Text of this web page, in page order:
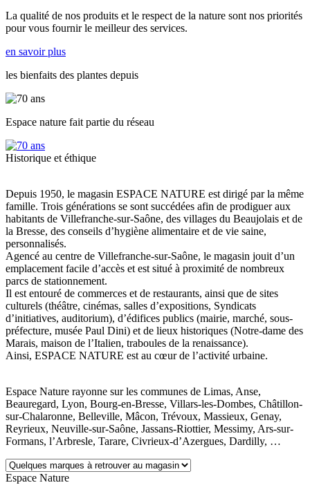
La qualité de nos produits et le respect de la nature sont nos priorités
pour vous fournir le meilleur des services.
en savoir plus
les bienfaits des plantes depuis
Espace nature fait partie du réseau
Historique et éthique
Depuis 1950, le magasin ESPACE NATURE est dirigé par la même
famille. Trois générations se sont succédées afin de prodiguer aux
habitants de Villefranche-sur-Saône, des villages du Beaujolais et de
la Bresse, des conseils d’hygiène alimentaire et de vie saine,
personnalisés.
Agencé au centre de Villefranche-sur-Saône, le magasin jouit d’un
emplacement facile d’accès et est situé à proximité de nombreux
parcs de stationnement.
Il est entouré de commerces et de restaurants, ainsi que de sites
culturels (théâtre, cinémas, salles d’expositions, Syndicats
d’initiatives, auditorium), d’édifices publics (mairie, marché, sous-
préfecture, musée Paul Dini) et de lieux historiques (Notre-dame des
Marais, maison de l’Italien, traboules de la renaissance).
Ainsi, ESPACE NATURE est au cœur de l’activité urbaine.
Espace Nature rayonne sur les communes de Limas, Anse,
Beauregard, Lyon, Bourg-en-Bresse, Villars-les-Dombes, Châtillon-
sur-Chalaronne, Belleville, Mâcon, Trévoux, Massieux, Genay,
Reyrieux, Neuville-sur-Saône, Jassans-Riottier, Messimy, Ars-sur-
Formans, l’Arbresle, Tarare, Civrieux-d’Azergues, Dardilly, …
Espace Nature